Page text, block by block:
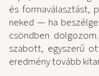
és formaválasztást,
neked — ha
csöndben
szabott, egyszerű
eredmény tovább